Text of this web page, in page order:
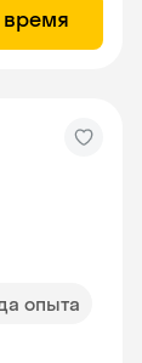
опыта